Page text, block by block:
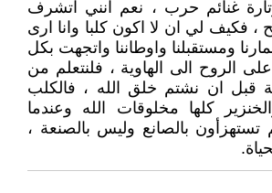
غنائم حرب ، نعم انني اتشرف
، فكيف لي ان لا اكون كلبا وانا ارى
ومستقبلنا واوطاننا واتجهت بكل
على الروح الى الهاوية ، فلنتعلم من
قبل ان نشتم خلق الله ، فالكلب
كلها مخلوقات الله وعندما
تستهزأون بالصانع وليس بالصنعة ،